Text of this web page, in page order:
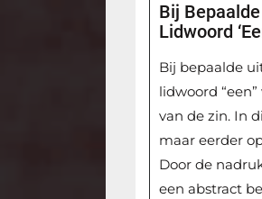
Bij
Lidwoord
Bij bepaalde
lidwoord
van de zin. In
maar eerder
Door de
een abstract